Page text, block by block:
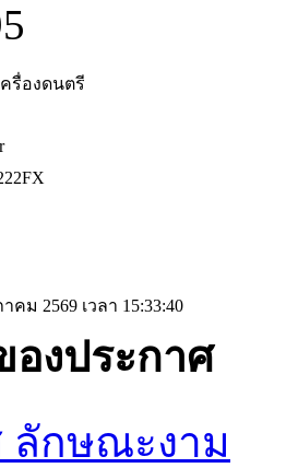
รื่องดนตรี
คม 2569 เวลา 15:33:40
องประกาศ
ลักษณะงาม